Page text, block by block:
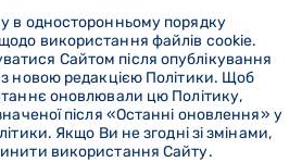
в односторонньому порядку
використання файлів cookie.
Сайтом після опублікування
новою редакцією Політики. Щоб
оновлювали цю Політику,
після «Останні оновлення» у
Якщо Ви не згодні зі змінами,
використання Сайту.